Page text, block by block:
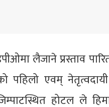
लैजाने प्रस्ताव
पहिलो एवम्
होटल ले